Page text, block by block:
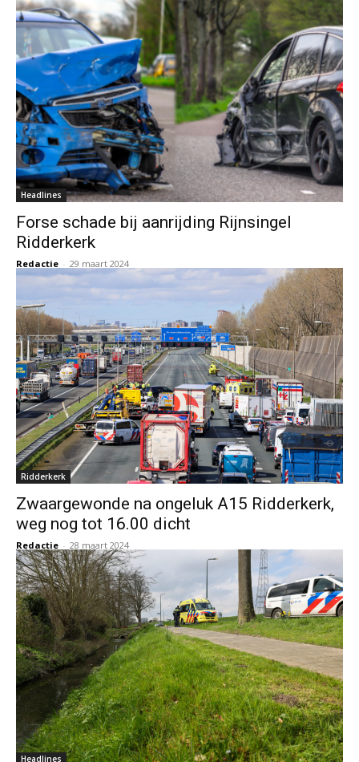
Headlines
Forse schade bij aanrijding Rijnsingel
Ridderkerk
Redactie - 29 maart 2024
Ridderkerk
Zwaargewonde na ongeluk A15 Ridderkerk,
weg nog tot 16.00 dicht
Redactie - 28 maart 2024
Headlines